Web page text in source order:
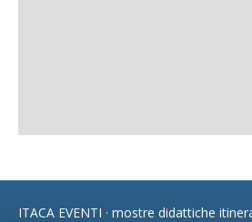
ITACA EVENTI · mostre didattiche